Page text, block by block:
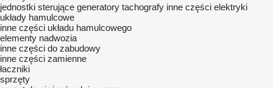
jednostki sterujące generatory tachografy inne części elektryki
układy hamulcowe
inne części układu hamulcowego
elementy nadwozia
inne części do zabudowy
inne części zamienne
łaczniki
sprzęty